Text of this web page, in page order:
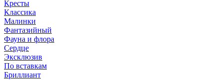
Кресты
Классика
Малинки
Фантазийный
Фауна и флора
Сердце
Эксклюзив
По вставкам
Бриллиант